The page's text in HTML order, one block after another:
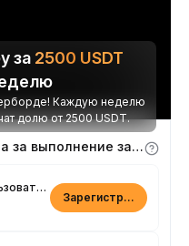
за 2500 USDT
Каждую неделю
долю от 2500 USDT.
Зарабатывайте баллы опыта за выполнение заданий
Регистрация нового пользователя
Зарегистрироваться